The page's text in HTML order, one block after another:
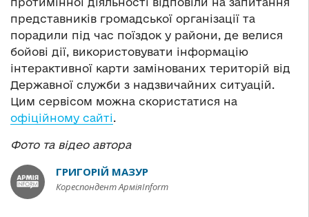
представників громадської організації та
порадили під час поїздок у райони, де велися
бойові дії, використовувати інформацію
інтерактивної карти замінованих територій від
Державної служби з надзвичайних ситуацій.
Цим сервісом можна скористатися на
офіційному сайті.
Фото та відео автора
ГРИГОРІЙ МАЗУР
Кореспондент АрміяInform